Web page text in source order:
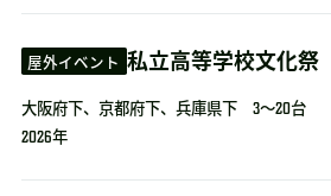
屋外イベント 私立高等学校文化
大阪府下、京都府下、兵庫県下 3～20台
2026年